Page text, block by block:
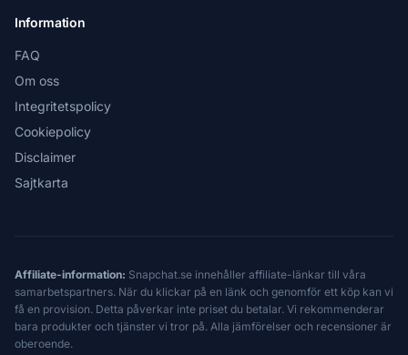
Information
FAQ
Om oss
Integritetspolicy
Cookiepolicy
Disclaimer
Sajtkarta
Affiliate-information: Snapchat.se innehåller affiliate-länkar till våra
samarbetspartners. När du klickar på en länk och genomför ett köp kan vi
få en provision. Detta påverkar inte priset du betalar. Vi rekommenderar
bara produkter och tjänster vi tror på. Alla jämförelser och recensioner är
oberoende.